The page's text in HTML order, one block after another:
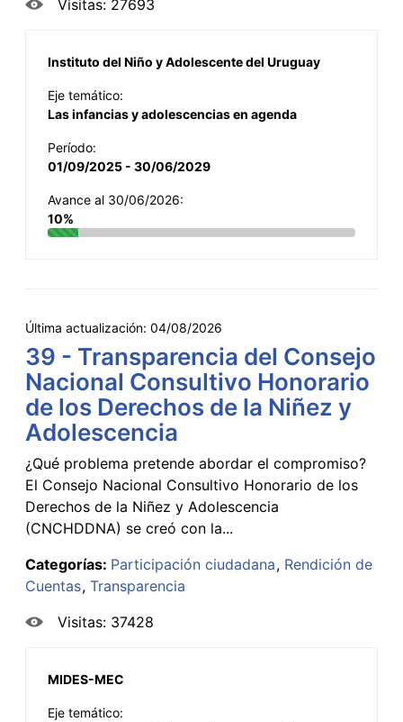
Visitas: 27693
Instituto del Niño y Adolescente del Uruguay
Eje temático:
Las infancias y adolescencias en agenda
Período:
01/09/2025 - 30/06/2029
Avance al 30/06/2026:
10%
Última actualización: 04/08/2026
39 - Transparencia del Consejo
Nacional Consultivo Honorario
de los Derechos de la Niñez y
Adolescencia
¿Qué problema pretende abordar el compromiso?
El Consejo Nacional Consultivo Honorario de los
Derechos de la Niñez y Adolescencia
(CNCHDDNA) se creó con la...
Categorías: Participación ciudadana Rendición de
Cuentas Transparencia
Visitas: 37428
MIDES-MEC
Eje temático: